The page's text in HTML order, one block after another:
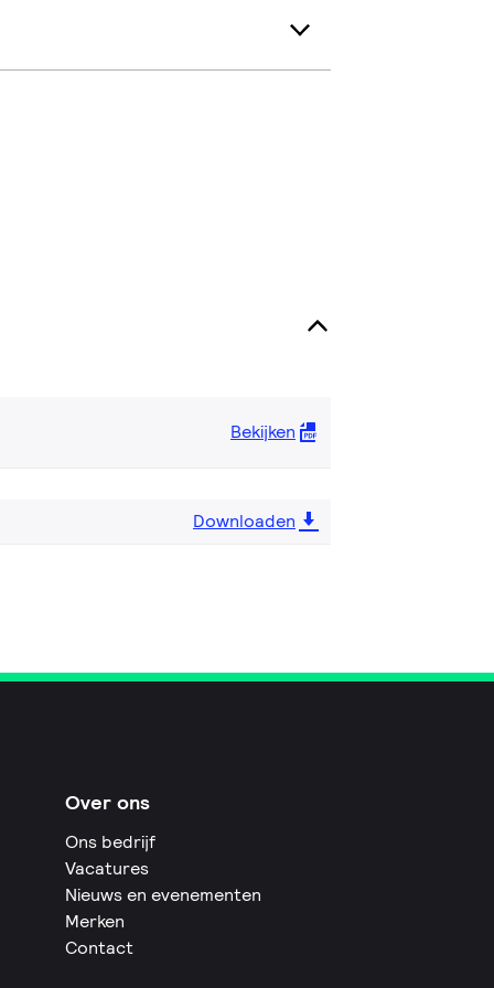
Bekijken
Downloaden
Over ons
Ons bedrijf
Vacatures
Nieuws en evenementen
Merken
Contact